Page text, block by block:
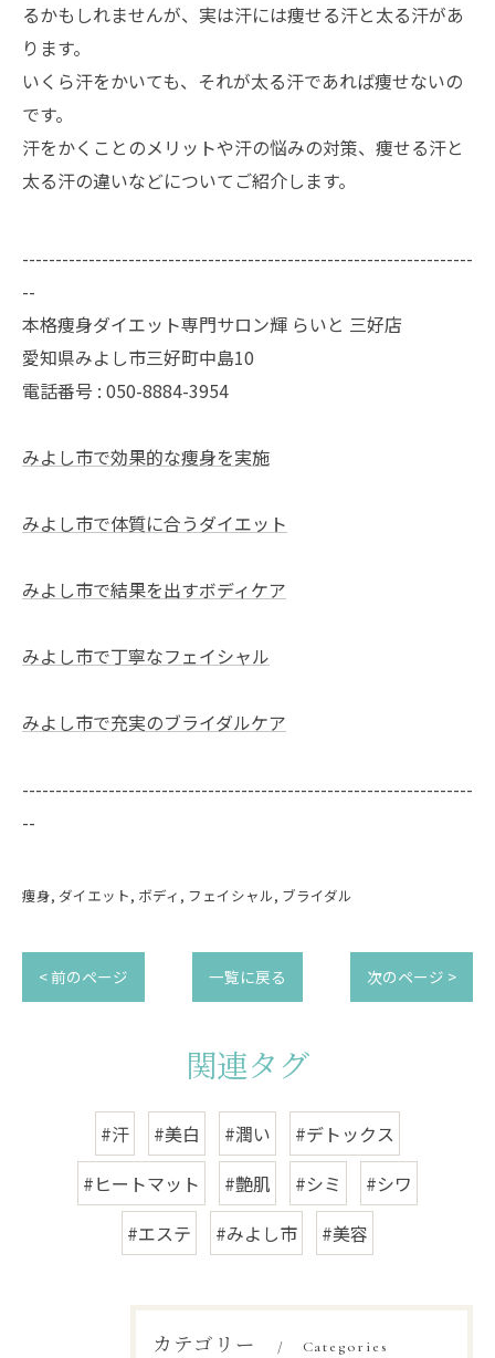
るかもしれませんが、実は汗には痩せる汗と太る汗があ
ります。
いくら汗をかいても、それが太る汗であれば痩せないの
です。
汗をかくことのメリットや汗の悩みの対策、痩せる汗と
太る汗の違いなどについてご紹介します。
--------------------------------------------------------------------
--
本格痩身ダイエット専門サロン輝 らいと 三好店
愛知県みよし市三好町中島10
電話番号 : 050-8884-3954
みよし市で効果的な痩身を実施
みよし市で体質に合うダイエット
みよし市で結果を出すボディケア
みよし市で丁寧なフェイシャル
みよし市で充実のブライダルケア
--------------------------------------------------------------------
--
痩身 ダイエット ボディ フェイシャル ブライダル
< 前のページ 一覧に戻る 次のページ >
関連タグ
#汗 #美白 #潤い
#デトックス
#ヒートマット
#艶肌 #シミ
#シワ
#エステ
#みよし市 #美容
カテゴリー Categories